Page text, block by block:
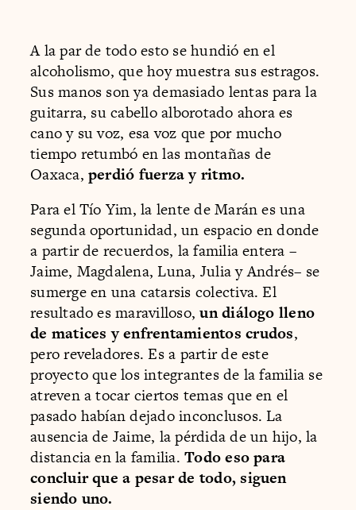
A la par de todo esto se hundió en el
alcoholismo, que hoy muestra sus estragos.
Sus manos son ya demasiado lentas para la
guitarra, su cabello alborotado ahora es
cano y su voz, esa voz que por mucho
tiempo retumbó en las montañas de
Oaxaca, perdió fuerza y ritmo.
Para el Tío Yim, la lente de Marán es una
segunda oportunidad, un espacio en donde
a partir de recuerdos, la familia entera –
Jaime, Magdalena, Luna, Julia y Andrés– se
sumerge en una catarsis colectiva. El
resultado es maravilloso,un diálogo lleno
de matices y enfrentamientos crudos,
pero reveladores. Es a partir de este
proyecto que los integrantes de la familia se
atreven a tocar ciertos temas que en el
pasado habían dejado inconclusos. La
ausencia de Jaime, la pérdida de un hijo, la
distancia en la familia.Todo eso para
concluir que a pesar de todo, siguen
siendo uno.